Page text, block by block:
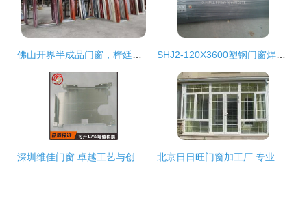
佛山开界半成品门窗，桦廷诚寻有缘合作伙伴 SHJ2-120X3600塑钢门窗焊接机 高效自动化加工解决方案
深圳维佳门窗 卓越工艺与创新设计，打造高品质门窗加工典范 北京日日旺门窗加工厂 专业门窗加工服务